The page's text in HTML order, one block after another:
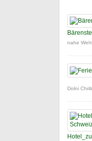
nahe
Dolni